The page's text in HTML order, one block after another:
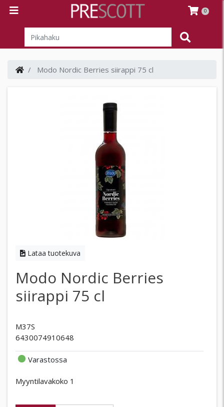
0
Modo Nordic Berries siirappi 75 cl
Lataa tuotekuva
Modo Nordic Berries
siirappi 75 cl
M37S
6430074910648
Varastossa
Myyntilavakoko 1